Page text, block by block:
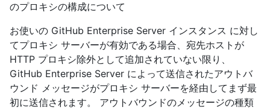
のプロキシの構成について
お使いの GitHub Enterprise Server インスタンス に対し
てプロキシ サーバーが有効である場合、宛先ホストが
HTTP プロキシ除外として追加されていない限り、
GitHub Enterprise Server によって送信されたアウトバ
ウンド メッセージがプロキシ サーバーを経由してまず最
初に送信されます。 アウトバウンドのメッセージの種類